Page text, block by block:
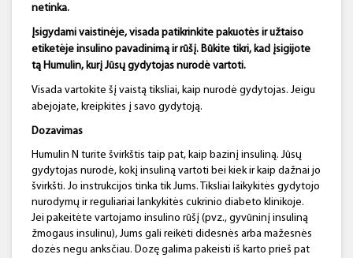
netinka.
Įsigydami vaistinėje, visada patikrinkite pakuotės ir užtaiso
etiketėje insulino pavadinimą ir rūšį. Būkite tikri, kad įsigijote
tą Humulin, kurį Jūsų gydytojas nurodė vartoti.
Visada vartokite šį vaistą tiksliai, kaip nurodė gydytojas. Jeigu
abejojate, kreipkitės į savo gydytoją.
Dozavimas
Humulin N turite švirkštis taip pat, kaip bazinį insuliną. Jūsų
gydytojas nurodė, kokį insuliną vartoti bei kiek ir kaip dažnai jo
švirkšti. Jo instrukcijos tinka tik Jums. Tiksliai laikykitės gydytojo
nurodymų ir reguliariai lankykitės cukrinio diabeto klinikoje.
Jei pakeitėte vartojamo insulino rūšį (pvz., gyvūninį insuliną
žmogaus insulinu), Jums gali reikėti didesnės arba mažesnės
dozės negu anksčiau. Dozę galima pakeisti iš karto prieš pat